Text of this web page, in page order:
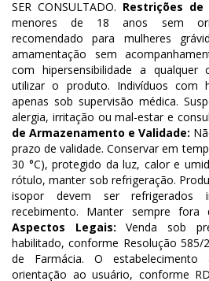
SER CONSULTADO. Restrições de
menores de 18 anos sem
recomendado para mulheres
amamentação sem
com hipersensibilidade a qualquer
utilizar o produto. Indivíduos com
apenas sob supervisão médica.
alergia, irritação ou mal-estar e
de Armazenamento e Validade:
prazo de validade. Conservar em
30 °C), protegido da luz, calor e
rótulo, manter sob refrigeração.
isopor devem ser refrigerados
recebimento. Manter sempre fora
Aspectos Legais: Venda sob
habilitado, conforme Resolução 585/
de Farmácia. O estabelecimento
orientação ao usuário, conforme